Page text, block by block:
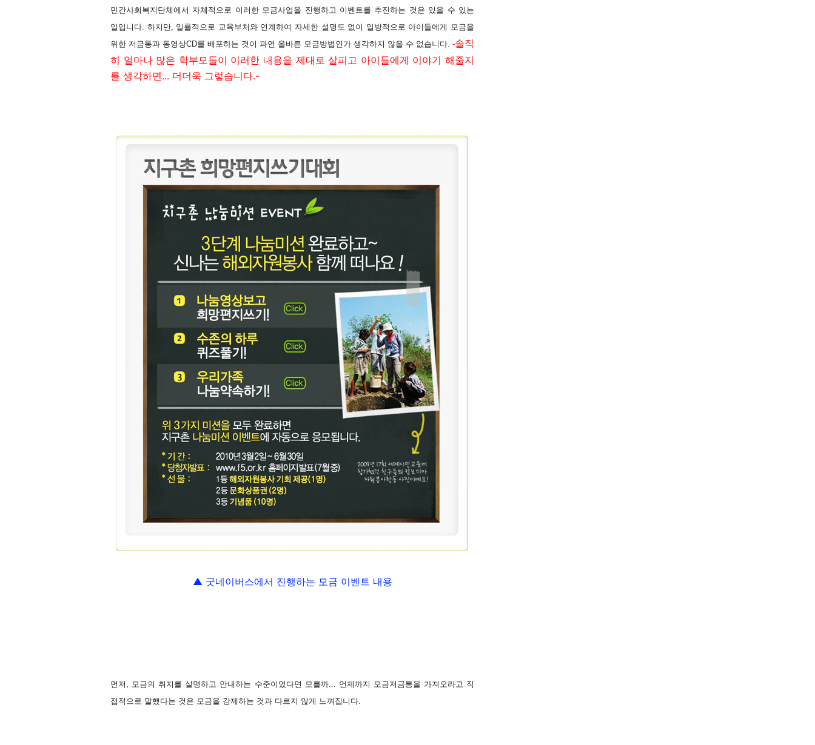
민간사회복지단체에서 자체적으로 이러한 모금사업을 진행하고 이벤트를 추진하는 것은 있을 수 있는
일입니다. 하지만, 일률적으로 교육부처와 연계하여 자세한 설명도 없이 일방적으로 아이들에게 모금을
위한 저금통과 동영상CD를 배포하는 것이 과연 올바른 모금방법인가 생각하지 않을 수 없습니다. -솔직
히 얼마나 많은 학부모들이 이러한 내용을 제대로 살피고 아이들에게 이야기 해줄지
를 생각하면... 더더욱 그렇습니다.-
▲ 굿네이버스에서 진행하는 모금 이벤트 내용
먼저, 모금의 취지를 설명하고 안내하는 수준이었다면 모를까... 언제까지 모금저금통을 가져오라고 직
접적으로 말했다는 것은 모금을 강제하는 것과 다르지 않게 느껴집니다.